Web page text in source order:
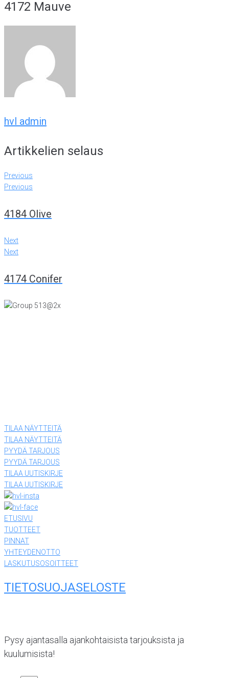
4172 Mauve
hvl admin
Artikkelien selaus
Previous
Previous
4184 Olive
Next
Next
4174 Conifer
TILAA NÄYTTEITÄ
TILAA NÄYTTEITÄ
PYYDÄ TARJOUS
PYYDÄ TARJOUS
TILAA UUTISKIRJE
TILAA UUTISKIRJE
ETUSIVU
TUOTTEET
PINNAT
YHTEYDENOTTO
LASKUTUSOSOITTEET
TIETOSUOJASELOSTE
Pysy ajantasalla ajankohtaisista tarjouksista ja
kuulumisista!